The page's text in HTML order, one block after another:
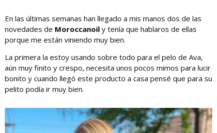
En las últimas semanas han llegado a mis manos dos de las
novedades de Moroccanoil y tenía que hablaros de ellas
porque me están viniendo muy bien.
La primera la estoy usando sobre todo para el pelo de Ava,
aún muy finito y crespo, necesita unos pocos mimos para lucir
bonito y cuando llegó este producto a casa pensé que para su
pelito podía ir muy bien.